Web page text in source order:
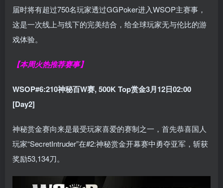
届时将有超过750名玩家透过GGPoker进入WSOP主赛事，
这是一次线上与线下的完美结合，给全球玩家无与伦比的游
戏体验。
【本周火热推荐赛事】
WSOP#6:210神秘百W赛, 500K Top赏金3月12日02:00
[Day2]
神秘赏金赛向来是最受玩家喜爱的赛制之一，首先恭喜国人
玩家“SecretIntruder”在#2:神秘赏金开幕赛中勇夺亚军，斩获
奖励53,134刀。